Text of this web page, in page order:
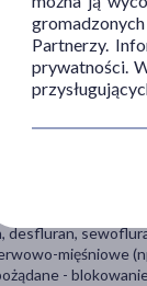
po niedawno
serca; ma
żołądka lub
leków
lekarzowi lub
planuje
jest informacja
leki
desfluran,
mięśniowe
-
Partnerzy.
prywatności.